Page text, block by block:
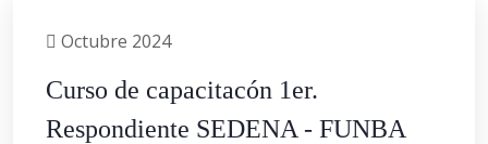
Octubre 2024
Curso de capacitacón 1er.
Respondiente SEDENA - FUNBA